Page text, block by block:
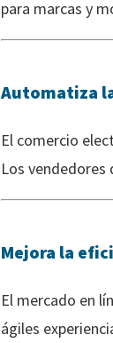
para marcas y
Automatiza
El comercio
Los vendedores
Mejora la
El mercado en
ágiles